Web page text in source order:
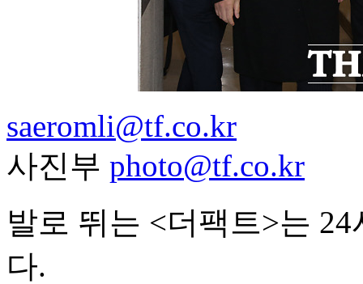
saeromli@tf.co.kr
사진부 photo@tf.co.kr
발로 뛰는 <더팩트>는
다.